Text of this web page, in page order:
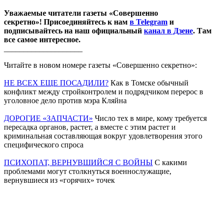
Уважаемые читатели газеты «Совершенно
секретно»! Присоединяйтесь к нам в Telegram и
подписывайтесь на наш официальный канал в Дзене. Там
все самое интересное.
Читайте в новом номере газеты «Совершенно секретно»:
НЕ ВСЕХ ЕЩЕ ПОСАДИЛИ? Как в Томске обычный
конфликт между стройконтролем и подрядчиком перерос в
уголовное дело против мэра Кляйна
ДОРОГИЕ «ЗАПЧАСТИ» Число тех в мире, кому требуется
пересадка органов, растет, а вместе с этим растет и
криминальная составляющая вокруг удовлетворения этого
специфического спроса
ПСИХОПАТ, ВЕРНУВШИЙСЯ С ВОЙНЫ С какими
проблемами могут столкнуться военнослужащие,
вернувшиеся из «горячих» точек